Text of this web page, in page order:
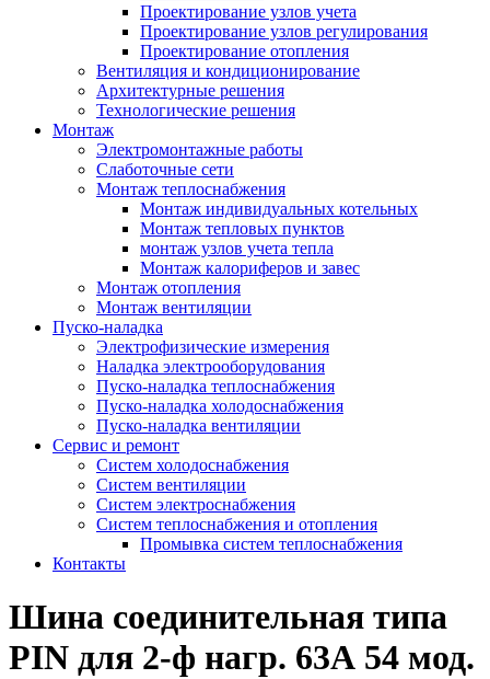
Проектирование узлов учета
Проектирование узлов регулирования
Проектирование отопления
Вентиляция и кондиционирование
Архитектурные решения
Технологические решения
Монтаж
Электромонтажные работы
Слаботочные сети
Монтаж теплоснабжения
Монтаж индивидуальных котельных
Монтаж тепловых пунктов
монтаж узлов учета тепла
Монтаж калориферов и завес
Монтаж отопления
Монтаж вентиляции
Пуско-наладка
Электрофизические измерения
Наладка электрооборудования
Пуско-наладка теплоснабжения
Пуско-наладка холодоснабжения
Пуско-наладка вентиляции
Сервис и ремонт
Систем холодоснабжения
Систем вентиляции
Систем электроснабжения
Систем теплоснабжения и отопления
Промывка систем теплоснабжения
Контакты
Шина соединительная типа
PIN для 2-ф нагр. 63А 54 мод.